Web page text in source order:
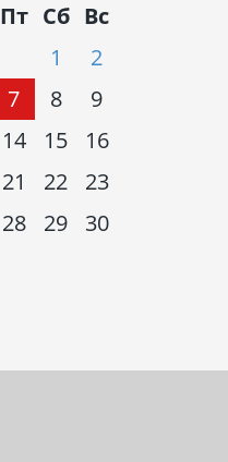
Пт Сб Вс
1
2
7 8
9
14 15
16
21 22
23
28 29
30